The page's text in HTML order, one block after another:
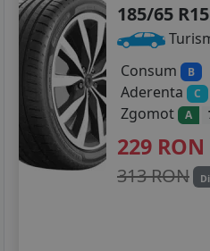
185/65
Consum
B
Aderenta C
Zgomot A
229 RON
313 RON